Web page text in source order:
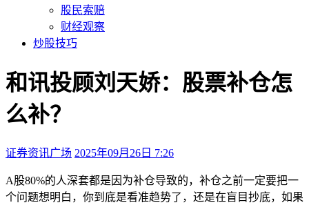
股民索赔
财经观察
炒股技巧
和讯投顾刘天娇：股票补仓怎
么补？
证券资讯广场 2025年09月26日 7:26
A股80%的人深套都是因为补仓导致的，补仓之前一定要把一
个问题想明白，你到底是看准趋势了，还是在盲目抄底，如果